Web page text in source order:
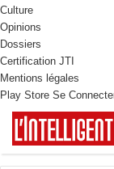
Culture
Opinions
Dossiers
Certification JTI
Mentions légales
Play Store Se